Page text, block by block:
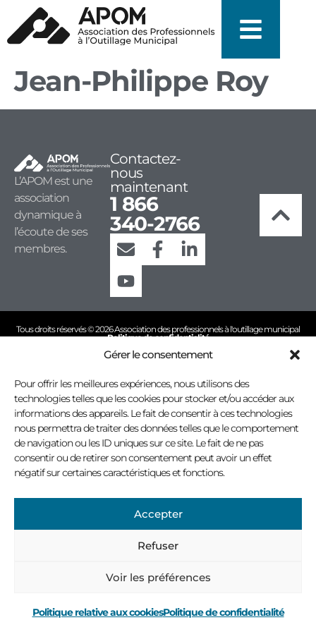
Gérer le consentement
Pour offrir les meilleures expériences, nous utilisons des
technologies telles que les cookies pour stocker et/ou accéder aux
informations des appareils. Le fait de consentir à ces technologies
nous permettra de traiter des données telles que le comportement
de navigation ou les ID uniques sur ce site. Le fait de ne pas
consentir ou de retirer son consentement peut avoir un effet
négatif sur certaines caractéristiques et fonctions.
Accepter
Refuser
Voir les préférences
Politique relative aux cookiesPolitique de confidentialité
Jean-Philippe Roy
L’APOM est une
association
dynamique à
l’écoute de ses
membres.
Contactez-
nous
maintenant
1 866
340-2766
Tous droits réservés © 2026 Association des professionnels à l'outillage municipal
Politique de confidentialité